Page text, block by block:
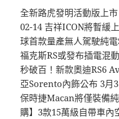
全新路虎發明活動版上
02-14 吉祥ICON將暫緩
球首款量產無人駕駛純
福克斯RS或發布插電混
秒破百！新款奧迪RS6
亞Sorento內飾公布 3月
保時捷Macan將僅裝備
購】3款15萬級自帶車內